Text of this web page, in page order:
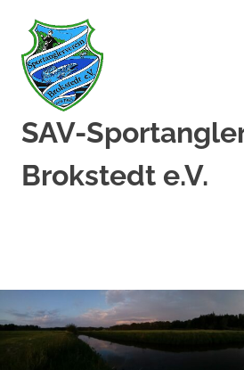
Inhalt
springen
SAV-
Brokstedt e.V.